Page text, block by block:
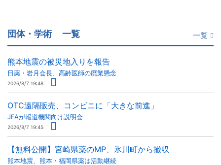
団体・学術 一覧 一覧
熊本地震の被災地入りを報告
日薬・岩月会長、高齢医師の廃業懸念
2026/8/7 19:48
OTC遠隔販売、コンビニに「大きな前進」
JFAが報道機関向け説明会
2026/8/7 19:45
【無料公開】宮崎県薬のMP、氷川町から撤収
熊本地震、熊本・福岡県薬は活動継続